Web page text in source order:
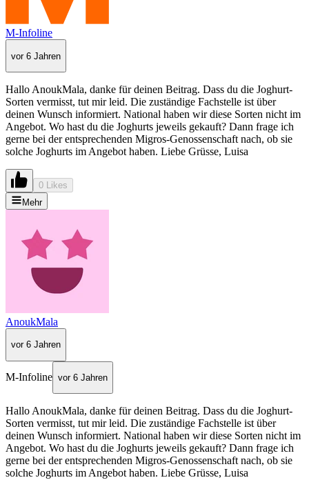
M-Infoline
vor 6 Jahren
Hallo AnoukMala, danke für deinen Beitrag. Dass du die Joghurt-
Sorten vermisst, tut mir leid. Die zuständige Fachstelle ist über
deinen Wunsch informiert. National haben wir diese Sorten nicht im
Angebot. Wo hast du die Joghurts jeweils gekauft? Dann frage ich
gerne bei der entsprechenden Migros-Genossenschaft nach, ob sie
solche Joghurts im Angebot haben. Liebe Grüsse, Luisa
0 Likes
Mehr
AnoukMala
vor 6 Jahren
M-Infoline vor 6 Jahren
Hallo AnoukMala, danke für deinen Beitrag. Dass du die Joghurt-
Sorten vermisst, tut mir leid. Die zuständige Fachstelle ist über
deinen Wunsch informiert. National haben wir diese Sorten nicht im
Angebot. Wo hast du die Joghurts jeweils gekauft? Dann frage ich
gerne bei der entsprechenden Migros-Genossenschaft nach, ob sie
solche Joghurts im Angebot haben. Liebe Grüsse, Luisa